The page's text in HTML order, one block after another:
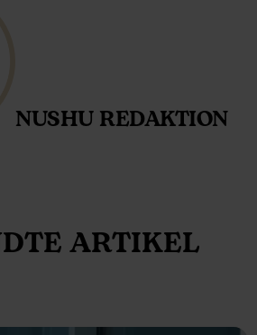
NUSHU REDAKTION
ARTIKEL